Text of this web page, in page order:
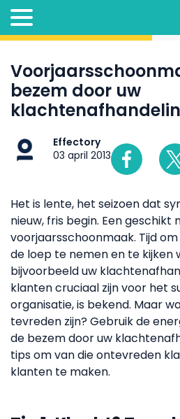
bezem door uw
Effectory
03 april 2013
Het is lente, het seizoen dat
nieuw, fris begin. Een
voorjaarsschoonmaak. Tijd
de loep te nemen en te kijken
bijvoorbeeld uw
klanten cruciaal zijn voor het
organisatie, is bekend. Maar
tevreden zijn? Gebruik de
de bezem door uw
tips om van die ontevreden
klanten te maken.